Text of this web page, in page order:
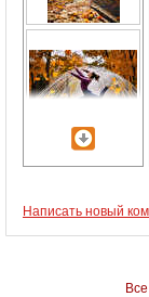
Написать новый